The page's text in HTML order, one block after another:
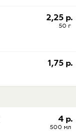
2,25 р.
50 г
1,75 р.
4 р.
500 мл